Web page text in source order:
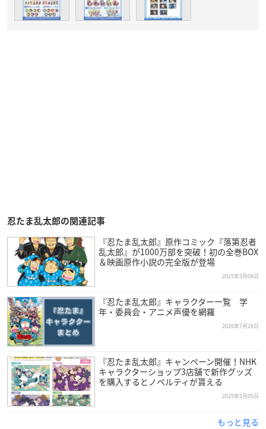
忍たま乱太郎の関連記事
『忍たま乱太郎』原作コミック『落第忍者
乱太郎』が1000万部を突破！初の全巻BOX
＆映画原作小説の完全版が登場
2025年5月08日
『忍たま乱太郎』キャラクター一覧 学
年・委員会・アニメ声優を網羅
2026年7月28日
『忍たま乱太郎』キャンペーン開催！NHK
キャラクターショップ3店舗で新作グッズ
を購入するとノベルティが貰える
2025年5月05日
もっと見る